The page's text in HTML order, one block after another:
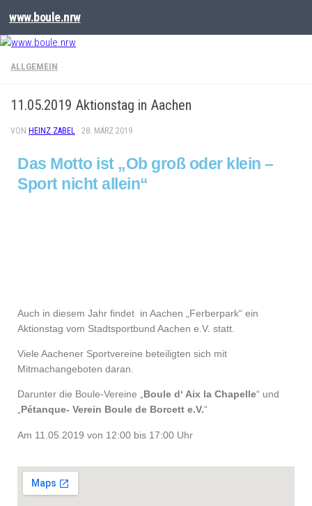
www.boule.nrw
ALLGEMEIN
11.05.2019 Aktionstag in Aachen
VON HEINZ ZABEL · 28. MÄRZ 2019
Das Motto ist „Ob groß oder klein –
Sport nicht allein“
Auch in diesem Jahr findet in Aachen „Ferberpark“ ein
Aktionstag vom Stadtsportbund Aachen e.V. statt.
Viele Aachener Sportvereine beteiligten sich mit
Mitmachangeboten daran.
Darunter die Boule-Vereine „Boule d‘ Aix la Chapelle“ und
„Pétanque- Verein Boule de Borcett e.V.“
Am 11.05.2019 von 12:00 bis 17:00 Uhr